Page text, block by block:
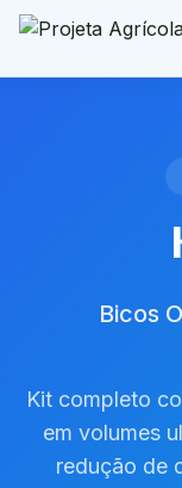
Bicos
Kit completo
em volumes
redução de